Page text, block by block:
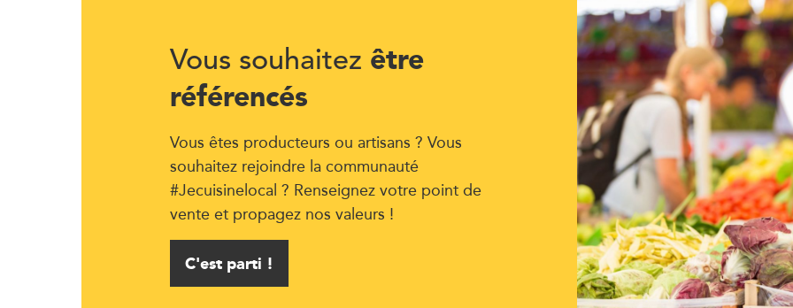
Vous souhaitez être
référencés
Vous êtes producteurs ou artisans ? Vous
souhaitez rejoindre la communauté
#Jecuisinelocal ? Renseignez votre point de
vente et propagez nos valeurs !
C'est parti !